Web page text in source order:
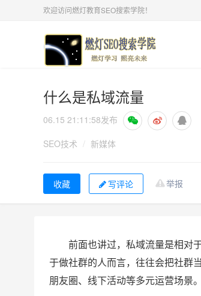
欢迎访问燃灯教育SEO搜索学院！
什么是私域流量
06.15 21:11:58发布
SEO技术 / 新媒体
举报
写评论
前面也讲过，私域流量是相对
于做社群的人而言，往往会把社群
朋友圈、线下活动等多元运营场景。